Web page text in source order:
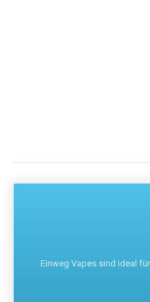
Einweg Vapes sind ideal